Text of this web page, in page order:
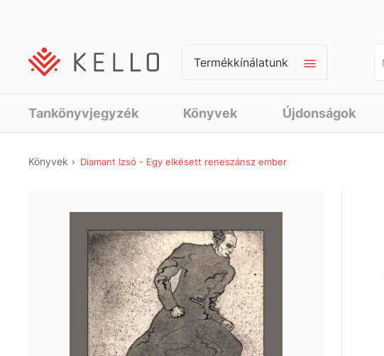
Termékkínálatunk
Tankönyvjegyzék Könyvek Újdonságok
Könyvek Diamant Izsó - Egy elkésett reneszánsz ember